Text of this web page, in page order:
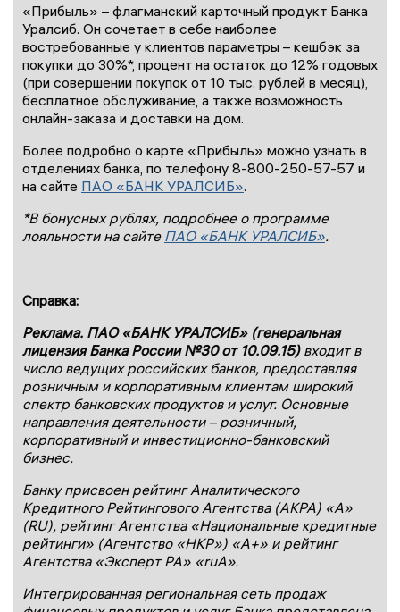
«Прибыль» – флагманский карточный продукт Банка
Уралсиб. Он сочетает в себе наиболее
востребованные у клиентов параметры – кешбэк за
покупки до 30%*, процент на остаток до 12% годовых
(при совершении покупок от 10 тыс. рублей в месяц),
бесплатное обслуживание, а также возможность
онлайн-заказа и доставки на дом.
Более подробно о карте «Прибыль» можно узнать в
отделениях банка, по телефону 8-800-250-57-57 и
на сайте ПАО «БАНК УРАЛСИБ».
*В бонусных рублях, подробнее о программе
лояльности на сайте ПАО «БАНК УРАЛСИБ».
Справка:
Реклама. ПАО «БАНК УРАЛСИБ» (генеральная
лицензия Банка России №30 от 10.09.15)входит в
число ведущих российских банков, предоставляя
розничным и корпоративным клиентам широкий
спектр банковских продуктов и услуг. Основные
направления деятельности – розничный,
корпоративный и инвестиционно-банковский
бизнес.
Банку присвоен рейтинг Аналитического
Кредитного Рейтингового Агентства (АКРА) «А»
(RU), рейтинг Агентства «Национальные кредитные
рейтинги» (Агентство «НКР») «А+» и рейтинг
Агентства «Эксперт РА» «ruА».
Интегрированная региональная сеть продаж